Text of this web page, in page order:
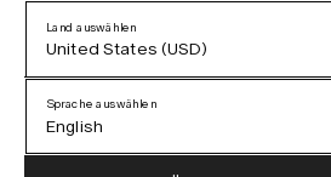
Datenschutzerklärung
AGB
Barrierefreiheit
Cookie-Richtlinie
Land auswählen
United States (USD)
Austria (EUR)
Sprache auswählen
English